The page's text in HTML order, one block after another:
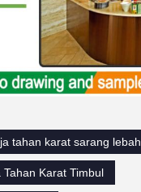
tahan karat sarang lebah
Tahan Karat Timbul